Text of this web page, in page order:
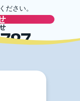
ださい。